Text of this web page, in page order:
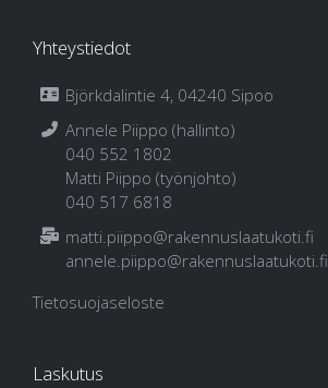
Yhteystiedot
Björkdalintie 4, 04240 Sipoo
Annele Piippo (hallinto)
040 552 1802
Matti Piippo (työnjohto)
040 517 6818
matti.piippo@rakennuslaatukoti.fi
annele.piippo@rakennuslaatukoti.fi
Tietosuojaseloste
Laskutus